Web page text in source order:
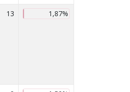
13 1,87%